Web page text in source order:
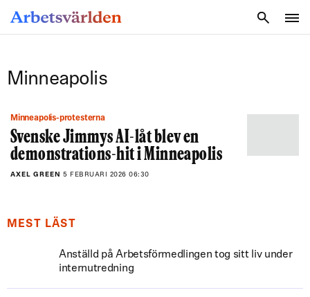
Minneapolis
Minneapolis-protesterna
Svenske Jimmys AI-låt blev en
demonstrations-hit i Minneapolis
AXEL GREEN 5 FEBRUARI 2026 06:30
MEST LÄST
Anställd på Arbetsförmedlingen tog sitt liv under
internutredning